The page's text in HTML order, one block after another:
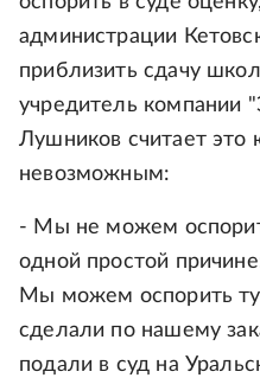
администрации
приблизить сдачу
учредитель компании
Лушников считает это
невозможным:
- Мы не можем
одной простой
Мы можем оспорить
сделали по нашему
подали в суд на